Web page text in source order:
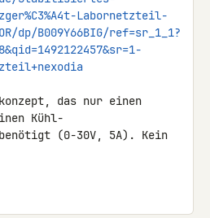
Labornetzteil-
dp/B009Y66BIG/ref=sr_1_1?
das nur einen
Kühl-
(0-30V, 5A). Kein